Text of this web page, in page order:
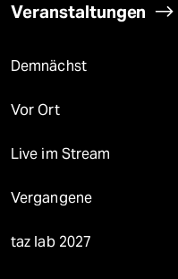
Veranstaltungen
Demnächst
Vor Ort
Live im Stream
Vergangene
taz lab 2027